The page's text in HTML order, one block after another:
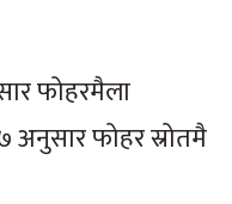
फोहरमैला
अनुसार फोहर स्रोतमै